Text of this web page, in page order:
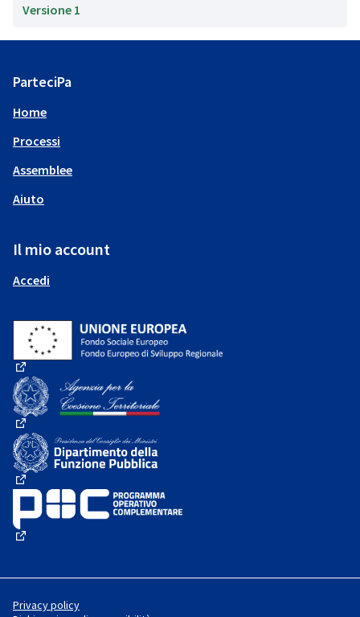
Versione 1
ParteciPa
Home
Processi
Assemblee
Aiuto
Il mio account
Accedi
(Collegamento esterno)
(Collegamento esterno)
(Collegamento esterno)
Privacy policy